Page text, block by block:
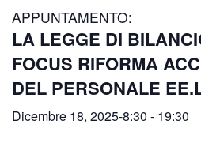
APPUNTAMENTO:
LA LEGGE DI
FOCUS RIFORMA
DEL PERSONALE
Dicembre 18, 2025-8:30 - 19:30